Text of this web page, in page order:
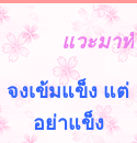
วะมาทักทายค๊า
จงเข้มแข็ง แต่
อย่าแข็ง